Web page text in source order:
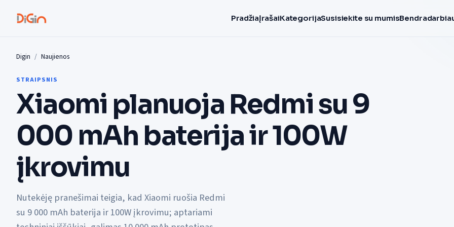
PradžiaĮrašaiKategorijaSusisiekite su mumis
Digin Naujienos
STRAIPSNIS
Xiaomi planuoja Redmi su 9
000 mAh baterija ir 100W
įkrovimu
Nutekėję pranešimai teigia, kad Xiaomi ruošia Redmi
su 9 000 mAh baterija ir 100W įkrovimu; aptariami